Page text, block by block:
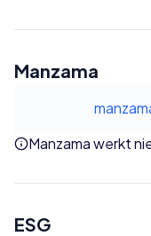
Manzama
Manzama werkt
ESG